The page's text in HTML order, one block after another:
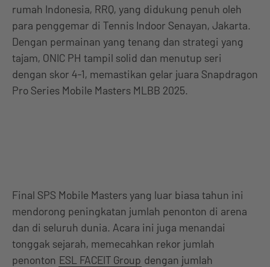
rumah Indonesia, RRQ, yang didukung penuh oleh
para penggemar di Tennis Indoor Senayan, Jakarta.
Dengan permainan yang tenang dan strategi yang
tajam, ONIC PH tampil solid dan menutup seri
dengan skor 4-1, memastikan gelar juara Snapdragon
Pro Series Mobile Masters MLBB 2025.
Final SPS Mobile Masters yang luar biasa tahun ini
mendorong peningkatan jumlah penonton di arena
dan di seluruh dunia. Acara ini juga menandai
tonggak sejarah, memecahkan rekor jumlah
penonton ESL FACEIT Group dengan jumlah